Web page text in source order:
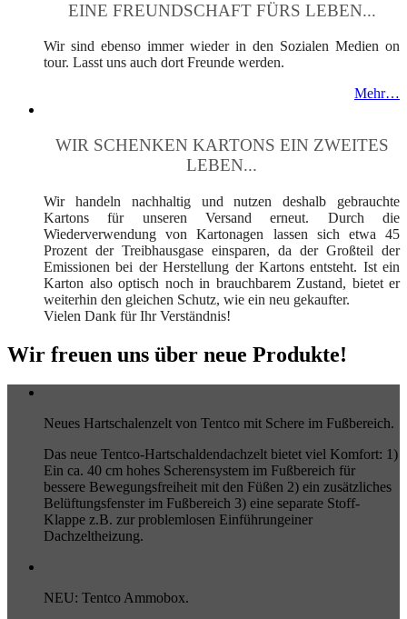
EINE FREUNDSCHAFT FÜRS LEBEN...
Wir sind ebenso immer wieder in den Sozialen Medien on
tour. Lasst uns auch dort Freunde werden.
Mehr…
WIR SCHENKEN KARTONS EIN ZWEITES
LEBEN...
Wir handeln nachhaltig und nutzen deshalb gebrauchte
Kartons für unseren Versand erneut. Durch die
Wiederverwendung von Kartonagen lassen sich etwa 45
Prozent der Treibhausgase einsparen, da der Großteil der
Emissionen bei der Herstellung der Kartons entsteht. Ist ein
Karton also optisch noch in brauchbarem Zustand, bietet er
weiterhin den gleichen Schutz, wie ein neu gekaufter.
Vielen Dank für Ihr Verständnis!
Wir freuen uns über neue Produkte!
Neues Hartschalenzelt von Tentco mit Schere im Fußbereich.
Das neue Tentco-Hartschaldendachzelt bietet viel Komfort: 1)
Ein ca. 40 cm hohes Scherensystem im Fußbereich für
bessere Bewegungsfreiheit mit den Füßen 2) ein zusätzliches
Belüftungsfenster im Fußbereich 3) eine separate Stoff-
Klappe z.B. zur problemlosen Einführungeiner
Dachzeltheizung.
NEU: Tentco Ammobox.